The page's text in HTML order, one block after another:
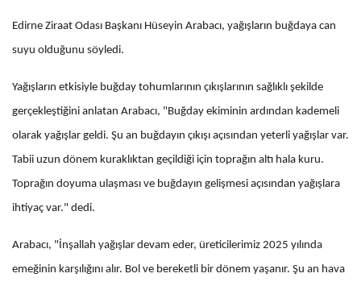
Edirne Ziraat Odası Başkanı Hüseyin Arabacı, yağışların buğdaya can
suyu olduğunu söyledi.
Yağışların etkisiyle buğday tohumlarının çıkışlarının sağlıklı şekilde
gerçekleştiğini anlatan Arabacı, "Buğday ekiminin ardından kademeli
olarak yağışlar geldi. Şu an buğdayın çıkışı açısından yeterli yağışlar var.
Tabii uzun dönem kuraklıktan geçildiği için toprağın altı hala kuru.
Toprağın doyuma ulaşması ve buğdayın gelişmesi açısından yağışlara
ihtiyaç var." dedi.
Arabacı, "İnşallah yağışlar devam eder, üreticilerimiz 2025 yılında
emeğinin karşılığını alır. Bol ve bereketli bir dönem yaşanır. Şu an hava